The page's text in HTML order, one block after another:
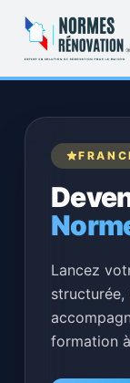
Lancez
structurée,
formation